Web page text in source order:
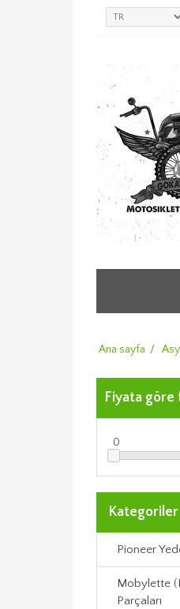
Ana sayfa /
Fiyata göre
0
Kategoriler
Pioneer
Mobylette
Parçaları